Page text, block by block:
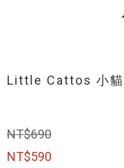
Little Cattos 小貓
NT$690
NT$590